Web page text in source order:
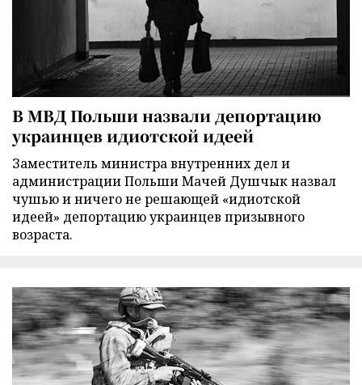
В МВД Польши назвали депортацию
украинцев идиотской идеей
Заместитель министра внутренних дел и
администрации Польши Мачей Душчык назвал
чушью и ничего не решающей «идиотской
идеей» депортацию украинцев призывного
возраста.